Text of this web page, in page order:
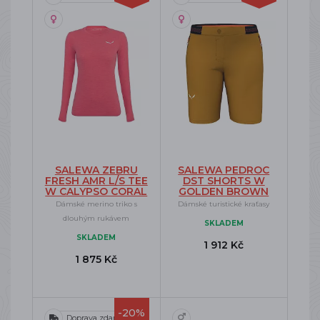
SALEWA ZEBRU
FRESH AMR L/S TEE
W CALYPSO CORAL
Dámské merino triko s
dlouhým rukávem
SKLADEM
1 875 Kč
SALEWA PEDROC
DST SHORTS W
GOLDEN BROWN
Dámské turistické kraťasy
SKLADEM
1 912 Kč
-20%
Doprava zdarma